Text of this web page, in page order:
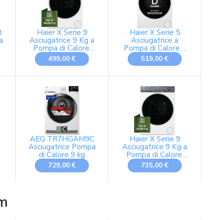
Haier X Serie 9
Asciugatrice 9 Kg a
Pompa di Calore,
Libera Installazione,
Classe C, Ultra
Drum, Wi-Fi e App
hOn, Filtro 3in1,
84.5x59.5x68.4 cm,
Bianca - HD90-
CQ387U1-IT
499,00 €
Haier X Serie 5
Asciugatrice a
Pompa di Calore 9
Kg, Classe D, Bianca
519,00 €
AEG TR7HGAM9C
Asciugatrice Pompa
di Calore 9 kg
ProSense Serie
7000
729,00 €
Haier X Serie 9
Asciugatrice 9 Kg a
Pompa di Calore,
Libera Installazione,
Classe A, Twin
735,00 €